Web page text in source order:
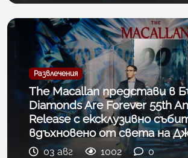
Развлечения
The Macallan представи в
Diamonds Are Forever 55th
Release с ексклузивно
вдъхновено от света на
03 авг 1002 0